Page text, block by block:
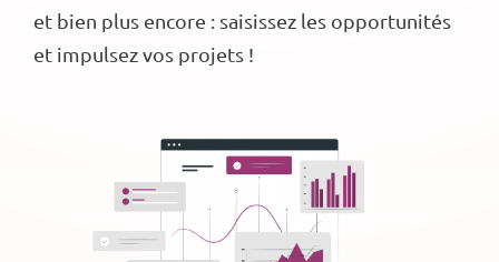
et bien plus encore : saisissez les opportunités
et impulsez vos projets !